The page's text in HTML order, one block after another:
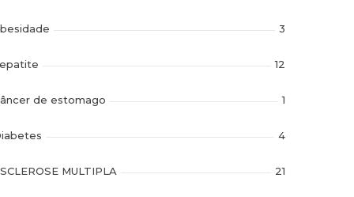
3
12
de estomago 1
4
MULTIPLA 21